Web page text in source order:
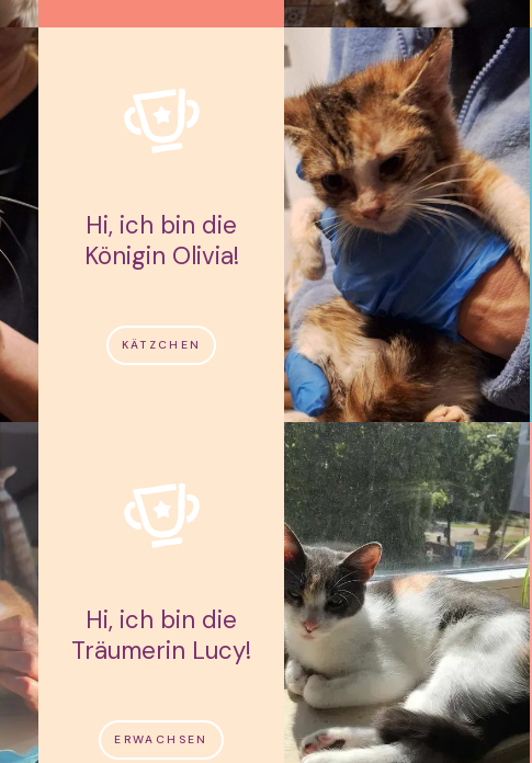
Hi, ich bin die
Königin Olivia!
KÄTZCHEN
Hi, ich bin die
Träumerin Lucy!
ERWACHSEN